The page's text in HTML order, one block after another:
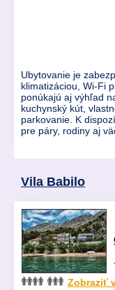
Ubytovanie je
klimatizáciou, Wi-Fi
ponúkajú aj výhľad
kuchynský kút,
parkovanie. K
pre páry, rodiny aj
Vila Babilo
Zobraziť